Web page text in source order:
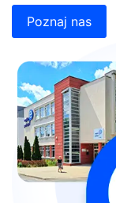
Poznaj nas